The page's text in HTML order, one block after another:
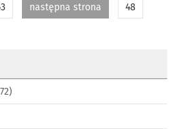
następna strona 48